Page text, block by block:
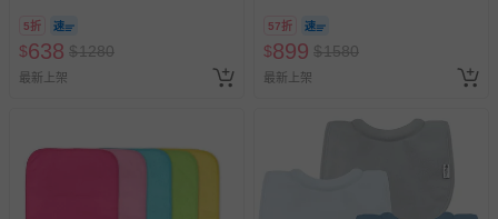
5折
$638 $1280
最新上架
57折
$899 $1580
最新上架